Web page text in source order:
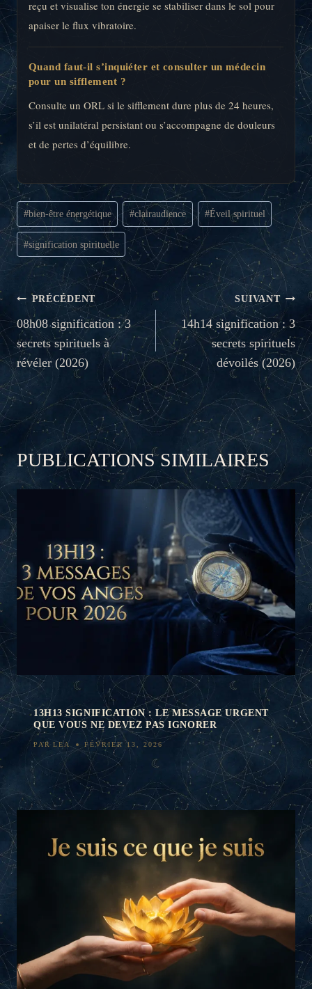
reçu et visualise ton énergie se stabiliser dans le sol pour
apaiser le flux vibratoire.
Quand faut-il s’inquiéter et consulter un médecin
pour un sifflement ?
Consulte un ORL si le sifflement dure plus de 24 heures,
s’il est unilatéral persistant ou s’accompagne de douleurs
et de pertes d’équilibre.
Étiquettes
de
la
publication :
#bien-être énergétique #clairaudience #Éveil spirituel
#signification spirituelle
NAVIGATION
DE
L’ARTICLE
PRÉCÉDENT
08h08 signification : 3
secrets spirituels à
révéler (2026)
SUIVANT
14h14 signification : 3
secrets spirituels
dévoilés (2026)
PUBLICATIONS SIMILAIRES
13H13 SIGNIFICATION : LE MESSAGE URGENT
QUE VOUS NE DEVEZ PAS IGNORER
PAR LEA FÉVRIER 13, 2026